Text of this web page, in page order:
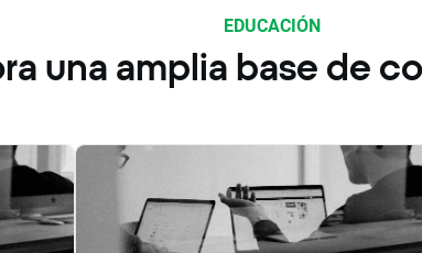
EDUCACIÓN
una amplia base de